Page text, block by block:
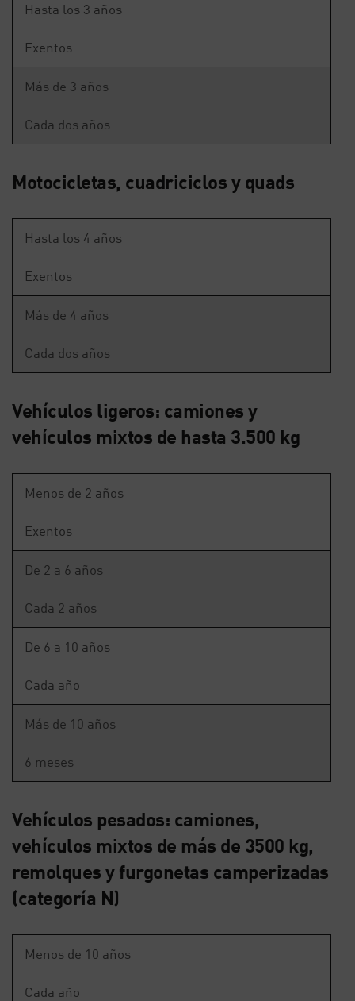
Hasta los 3 años
Exentos
Más de 3 años
Cada dos años
Motocicletas, cuadriciclos y quads
Hasta los 4 años
Exentos
Más de 4 años
Cada dos años
Vehículos ligeros: camiones y
vehículos mixtos de hasta 3.500 kg
Menos de 2 años
Exentos
De 2 a 6 años
Cada 2 años
De 6 a 10 años
Cada año
Más de 10 años
6 meses
Vehículos pesados: camiones,
vehículos mixtos de más de 3500 kg,
remolques y furgonetas camperizadas
(categoría N)
Menos de 10 años
Cada año